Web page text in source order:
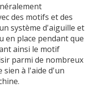
des motifs et des
système d'aiguille et
en place pendant que
ainsi le motif
parmi de nombreux
sien à l'aide d'un